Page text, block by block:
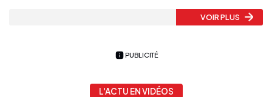
VOIR PLUS
PUBLICITÉ
L'ACTU EN VIDÉOS